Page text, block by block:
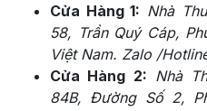
Cửa Hàng 1: Nhà
58, Trần Quý Cáp,
Việt Nam. Zalo /
Cửa Hàng 2: Nhà
84B, Đường Số 2,